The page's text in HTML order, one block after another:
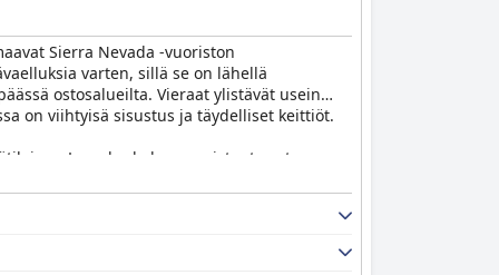
Sierra Nevada -vuoriston
varten, sillä se on lähellä
ostosalueilta. Vieraat ylistävät usein
on viihtyisä sisustus ja täydelliset keittiöt.
Lomakeskuksen omistautunut
lämmintä ja kutsuvaa ilmapiiriä.
niiden pitkistä aukioloajoista, jotka
olevien aktiviteettien valikoimaa, mikä